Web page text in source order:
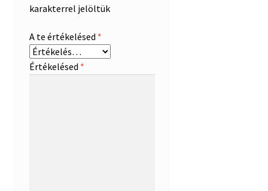
karakterrel jelöltük
A te értékelésed *
Értékelésed *